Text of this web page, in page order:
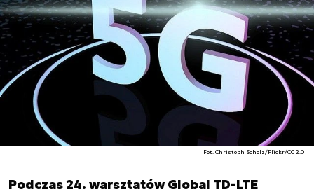
Fot. Christoph Scholz/Flickr/CC 2.0
Podczas 24. warsztatów Global TD-LTE